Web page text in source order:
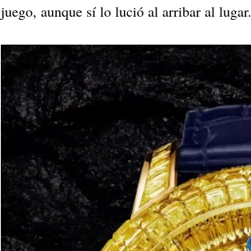
juego, aunque sí lo lució al arribar al lugar.